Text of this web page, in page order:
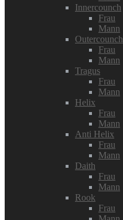
Innercounch
Frau
Mann
Outercounch
Frau
Mann
Tragus
Frau
Mann
Helix
Frau
Mann
Anti Helix
Frau
Mann
Daith
Frau
Mann
Rook
Frau